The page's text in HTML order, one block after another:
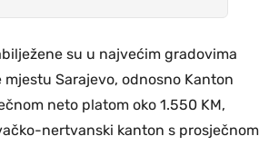
su u najvećim gradovima
mjestu Sarajevo, odnosno Kanton
neto platom oko 1.550 KM,
nertvanski kanton s prosječnom